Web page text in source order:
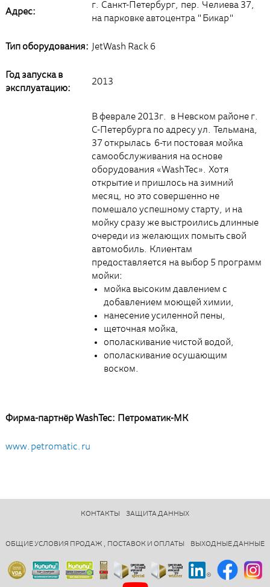
Адрес:
г. Санкт-Петербург, пер. Челиева 37,
на парковке автоцентра "Бикар"
Тип оборудования: JetWash Rack 6
Год запуска в
эксплуатацию:
2013
В феврале 2013г. в Невском районе г.
С-Петербурга по адресу ул. Тельмана,
37 открылась 6-ти постовая мойка
самообслуживания на основе
оборудования «WashTec». Хотя
открытие и пришлось на зимний
месяц, но это совершенно не
помешало успешному старту, и на
мойку сразу же выстроились длинные
очереди из желающих помыть свой
автомобиль. Клиентам
предоставляется на выбор 5 программ
мойки:
мойка высоким давлением с
добавлением моющей химии,
нанесение усиленной пены,
щеточная мойка,
ополаскивание чистой водой,
ополаскивание осушающим
воском.
Фирма-партнёр WashTec: Петроматик-МК
www.petromatic.ru
КОНТАКТЫ ЗАЩИТА ДАННЫХ
ОБЩИЕ УСЛОВИЯ ПРОДАЖ , ПОСТАВОК И ОПЛАТЫ ВЫХОДНЫЕ ДАННЫЕ